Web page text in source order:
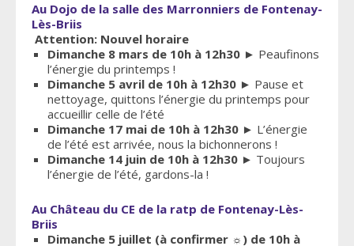
Au Dojo de la salle des Marronniers de Fontenay-
Lès-Briis
Attention: Nouvel horaire
Dimanche 8 mars de 10h à 12h30 ► Peaufinons
l’énergie du printemps !
Dimanche 5 avril de 10h à 12h30 ► Pause et
nettoyage, quittons l’énergie du printemps pour
accueillir celle de l’été
Dimanche 17 mai de 10h à 12h30 ► L’énergie
de l’été est arrivée, nous la bichonnerons !
Dimanche 14 juin de 10h à 12h30 ► Toujours
l’énergie de l’été, gardons-la !
Au Château du CE de la ratp de Fontenay-Lès-
Briis
Dimanche 5 juillet (à confirmer ☼) de 10h à